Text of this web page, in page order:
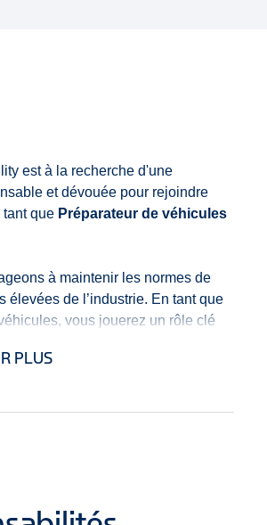
PLUS
est à la recherche d'une
et dévouée pour rejoindre
tant que Préparateur de véhicules
à maintenir les normes de
élevées de l’industrie. En tant que
vous jouerez un rôle clé
cet engagement en appliquant
nettoyage exceptionnelles,
propreté et de sécurité pour la